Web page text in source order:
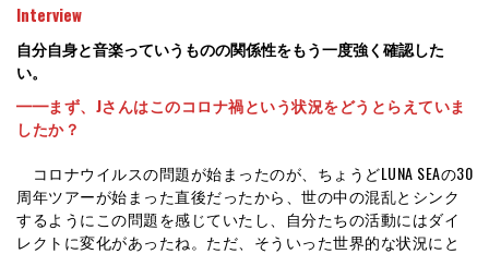
Interview
自分自身と音楽っていうものの関係性をもう一度強く確認した
い。
━━まず、Jさんはこのコロナ禍という状況をどうとらえていま
したか？
コロナウイルスの問題が始まったのが、ちょうどLUNA SEAの30
周年ツアーが始まった直後だったから、世の中の混乱とシンク
するようにこの問題を感じていたし、自分たちの活動にはダイ
レクトに変化があったね。ただ、そういった世界的な状況にと